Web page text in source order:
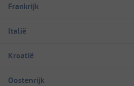
Frankrijk
Italië
Kroatië
Oostenrijk